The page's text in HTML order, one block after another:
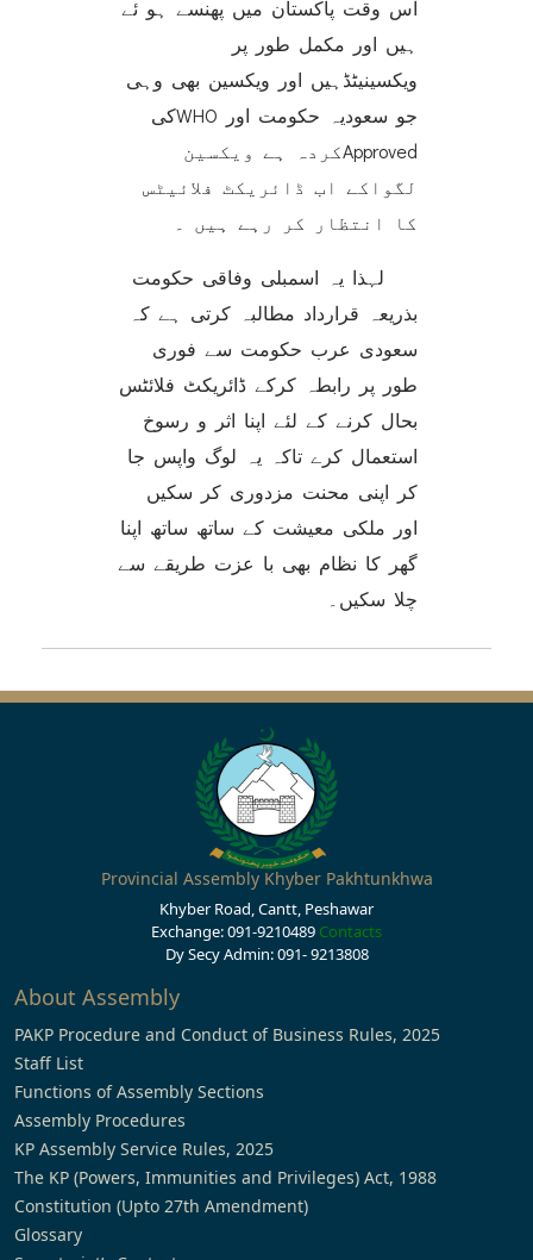
اس وقت پاکستان میں پھنسے ہو ئے
ہیں اور مکمل طور پر
ویکسینیٹڈہیں اور ویکسین بھی وہی
جو سعودیہ حکومت اور WHOکی
Approvedکردہ ہے ویکسین
لگواکے اب ڈائریکٹ فلائیٹس
کا انتظار کر رہے ہیں ۔
لہذا یہ اسمبلی وفاقی حکومت
بذریعہ قرارداد مطالبہ کرتی ہے کہ
سعودی عرب حکومت سے فوری
طور پر رابطہ کرکے ڈائریکٹ فلائٹس
بحال کرنے کے لئے اپنا اثر و رسوخ
استعمال کرے تاکہ یہ لوگ واپس جا
کر اپنی محنت مزدوری کر سکیں
اور ملکی معیشت کے ساتھ ساتھ اپنا
گھر کا نظام بھی با عزت طریقے سے
چلا سکیں۔
Provincial Assembly Khyber Pakhtunkhwa
Khyber Road, Cantt, Peshawar
Exchange: 091-9210489 Contacts
Dy Secy Admin: 091- 9213808
About Assembly
PAKP Procedure and Conduct of Business Rules, 2025
Staff List
Functions of Assembly Sections
Assembly Procedures
KP Assembly Service Rules, 2025
The KP (Powers, Immunities and Privileges) Act, 1988
Constitution (Upto 27th Amendment)
Glossary